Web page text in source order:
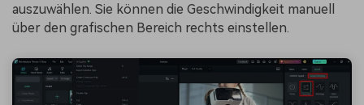
auszuwählen. Sie können die Geschwindigkeit manuell
über den grafischen Bereich rechts einstellen.